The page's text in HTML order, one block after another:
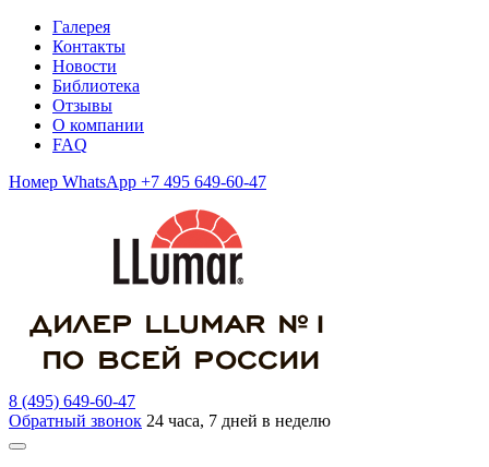
Галерея
Контакты
Новости
Библиотека
Отзывы
О компании
FAQ
Номер WhatsApp +7 495 649-60-47
8 (495) 649-60-47
Обратный звонок 24 часа, 7 дней в неделю